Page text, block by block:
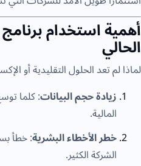
أهمية استخدام
الحالي
لماذا لم تعد الحلول التقليدية أو
زيادةحجمالبيانات: كلما
المالية.
خطرالأخطاءالبشرية: خطأ
الشركة الكثير.